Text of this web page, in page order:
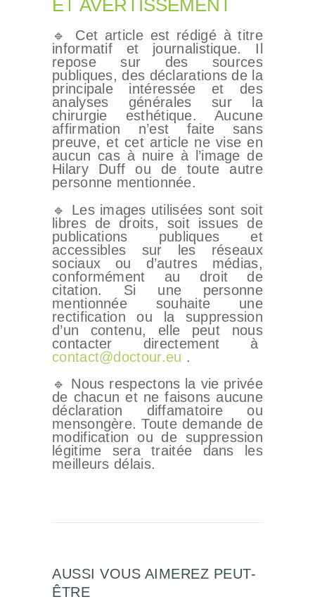
ET AVERTISSEMENT
🔹 Cet article est rédigé à titre
informatif et journalistique. Il
repose sur des sources
publiques, des déclarations de la
principale intéressée et des
analyses générales sur la
chirurgie esthétique. Aucune
affirmation n’est faite sans
preuve, et cet article ne vise en
aucun cas à nuire à l’image de
Hilary Duff ou de toute autre
personne mentionnée.
🔹 Les images utilisées sont soit
libres de droits, soit issues de
publications publiques et
accessibles sur les réseaux
sociaux ou d’autres médias,
conformément au droit de
citation. Si une personne
mentionnée souhaite une
rectification ou la suppression
d’un contenu, elle peut nous
contacter directement à
contact@doctour.eu .
🔹 Nous respectons la vie privée
de chacun et ne faisons aucune
déclaration diffamatoire ou
mensongère. Toute demande de
modification ou de suppression
légitime sera traitée dans les
meilleurs délais.
AUSSI VOUS AIMEREZ PEUT-
ÊTRE